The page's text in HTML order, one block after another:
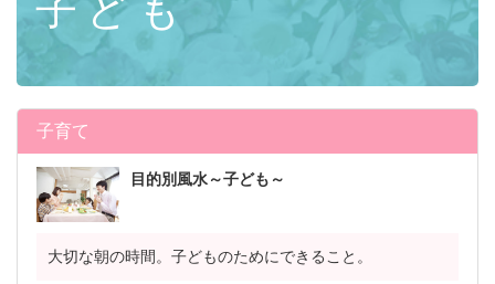
子ども
子育て
目的別風水～子ども～
大切な朝の時間。子どものためにできること。